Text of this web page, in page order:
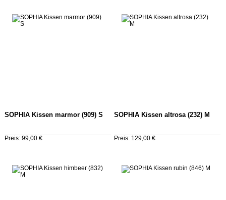
SOPHIA Kissen marmor (909) S
Preis: 99,00 €
SOPHIA Kissen altrosa (232) M
Preis: 129,00 €